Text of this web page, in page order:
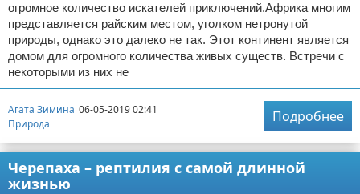
огромное количество искателей приключений.Африка многим
представляется райским местом, уголком нетронутой
природы, однако это далеко не так. Этот континент является
домом для огромного количества живых существ. Встречи с
некоторыми из них не
Агата Зимина 06-05-2019 02:41
Природа
Подробнее
Черепаха – рептилия с самой длинной
жизнью